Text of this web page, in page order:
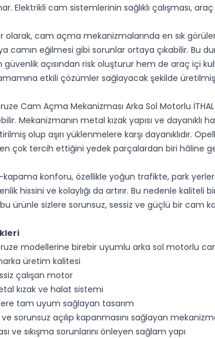
Elektrikli cam sistemlerinin sağlıklı çalışması,
cam açma mekanizmalarında en sık
camın eğilmesi gibi sorunlar ortaya çıkabilir. Bu
güvenlik açısından risk oluşturur hem de araç içi
etkili çözümler sağlayacak şekilde
Cam Açma Mekanizması Arka Sol Motorlu
Mekanizmanın metal kızak yapısı ve
olup aşırı yüklenmelere karşı dayanıklıdır.
çok tercih ettiğini yedek parçalardan biri hâline
konforu, özellikle yoğun trafikte, park
hissini ve kolaylığı da artırır. Bu nedenle
ürünle sizlere sorunsuz, sessiz ve güçlü bir cam
modellerine birebir uyumlu arka sol motorlu
üretim kalitesi
çalışan motor
kızak ve halat sistemi
tam uyum sağlayan tasarım
ve sorunsuz açılıp kapanmasını sağlayan
ve sıkışma sorunlarını önleyen sağlam yapı